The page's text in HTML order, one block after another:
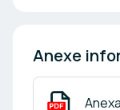
Anexe